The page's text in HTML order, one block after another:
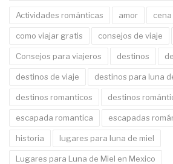
Actividades románticas amor
como viajar gratis consejos de viaje
Consejos para viajeros destinos
destinos de viaje destinos para luna
destinos romanticos destinos
escapada romantica escapadas
historia lugares para luna de miel
Lugares para Luna de Miel en Mexico